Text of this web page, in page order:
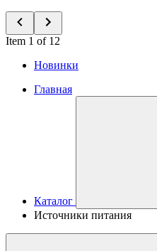
Item 1 of 12
Новинки
Главная
Каталог
Источники питания